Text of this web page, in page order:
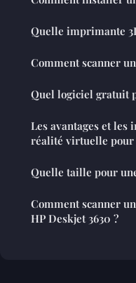
Quelle imprimante
Comment scanner
Quel logiciel gratuit
Les avantages et les
réalité virtuelle pour
Quelle taille pour
Comment scanner
HP Deskjet 3630 ?